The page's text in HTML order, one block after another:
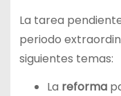
La tarea
periodo
siguientes temas:
La reforma